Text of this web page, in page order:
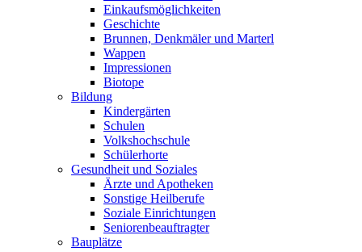
Einkaufsmöglichkeiten
Geschichte
Brunnen, Denkmäler und Marterl
Wappen
Impressionen
Biotope
Bildung
Kindergärten
Schulen
Volkshochschule
Schülerhorte
Gesundheit und Soziales
Ärzte und Apotheken
Sonstige Heilberufe
Soziale Einrichtungen
Seniorenbeauftragter
Bauplätze